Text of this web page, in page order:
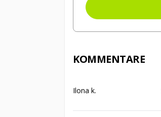
KOMMENTARE
Ilona k.